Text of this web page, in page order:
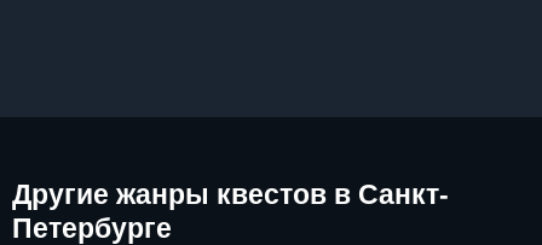
Другие жанры квестов в Санкт-
Петербурге